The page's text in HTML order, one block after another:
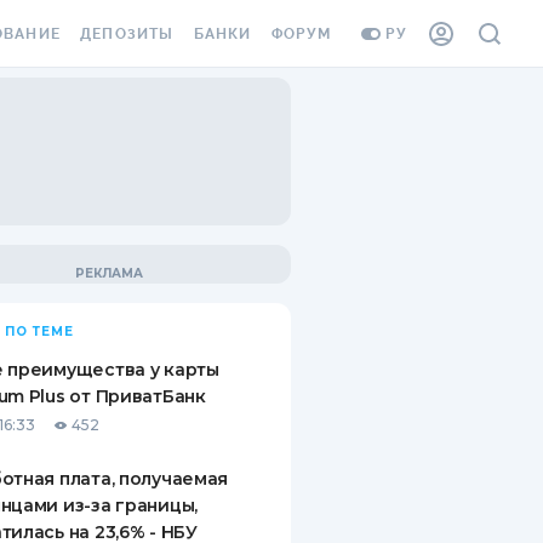
РУ
ВИНЬЕТКА
СОТРУДНИКОВ
ОТ
СЛУЧАЕВ
ДЕПОЗИТЫ
ВОПРОСЫ И ОТВЕТЫ
ПУТЕВОДИТЕЛИ ПО
БАНКИ ФОРУМ
ПО ТЕМЕ
преимущества у карты
Plus от ПриватБанк
452
плата, получаемая
из-за границы,
на 23,6% - НБУ